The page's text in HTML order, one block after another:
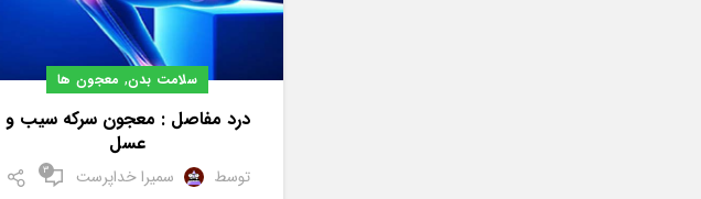
سلامت بدن, معجون ها
درد مفاصل : معجون سرکه سیب و
عسل
توسط سمیرا خداپرست 3